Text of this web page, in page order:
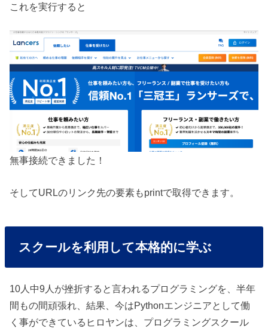
これを実行すると
無事接続できました！
そしてURLのリンク先の要素もprintで取得できます。
スクールを利用して本格的に学ぶ
10人中9人が挫折すると言われるプログラミングを、半年
間もの間頑張れ、結果、今はPythonエンジニアとして働
く事ができているヒロヤンは、プログラミングスクール